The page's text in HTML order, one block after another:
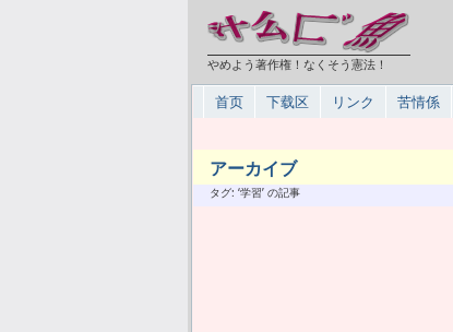
やめよう著作権！なくそう憲法！
首页 下载区 リンク 苦情係
アーカイブ
タグ: ‘学習’ の記事